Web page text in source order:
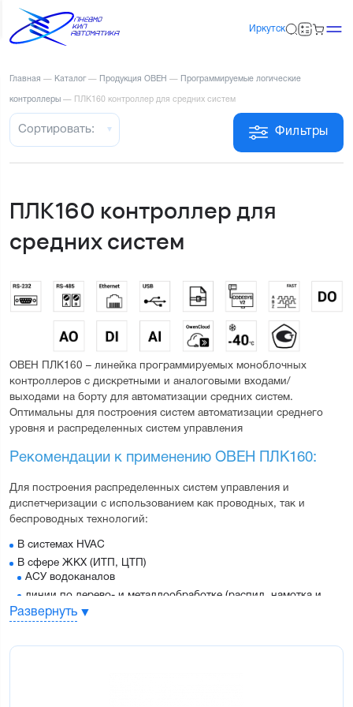
Иркутск
Главная — Каталог — Продукция ОВЕН — Программируемые логические
контроллеры — ПЛК160 контроллер для средних систем
Фильтры
Сортировать:
ПЛК160 контроллер для
средних систем
ОВЕН ПЛК160 – линейка программируемых моноблочных
контроллеров с дискретными и аналоговыми входами/
выходами на борту для автоматизации средних систем.
Оптимальны для построения систем автоматизации среднего
уровня и распределенных систем управления
Рекомендации к применению ОВЕН ПЛК160:
Для построения распределенных систем управления и
диспетчеризации с использованием как проводных, так и
беспроводных технологий:
В системах HVAC
В сфере ЖКХ (ИТП, ЦТП)
АСУ водоканалов
линии по дерево- и металлообработке (распил, намотка и
т.д.)
Развернуть